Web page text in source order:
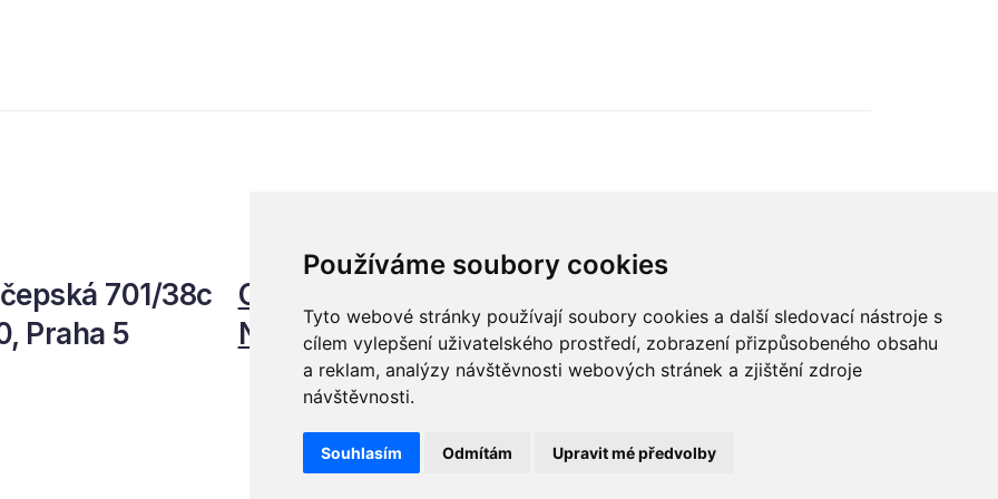
Používáme soubory cookies
Tyto webové stránky používají soubory cookies a další sledovací nástroje s
cílem vylepšení uživatelského prostředí, zobrazení přizpůsobeného obsahu
a reklam, analýzy návštěvnosti webových stránek a zjištění zdroje
návštěvnosti.
Souhlasím Odmítám Upravit mé předvolby
701/38c
Praha 5
Ochrana osobních údajů
Newsletter
© 2022 Blue Events